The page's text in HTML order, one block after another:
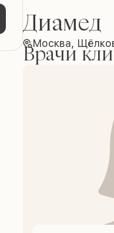
Диамед
Москва,
Врачи